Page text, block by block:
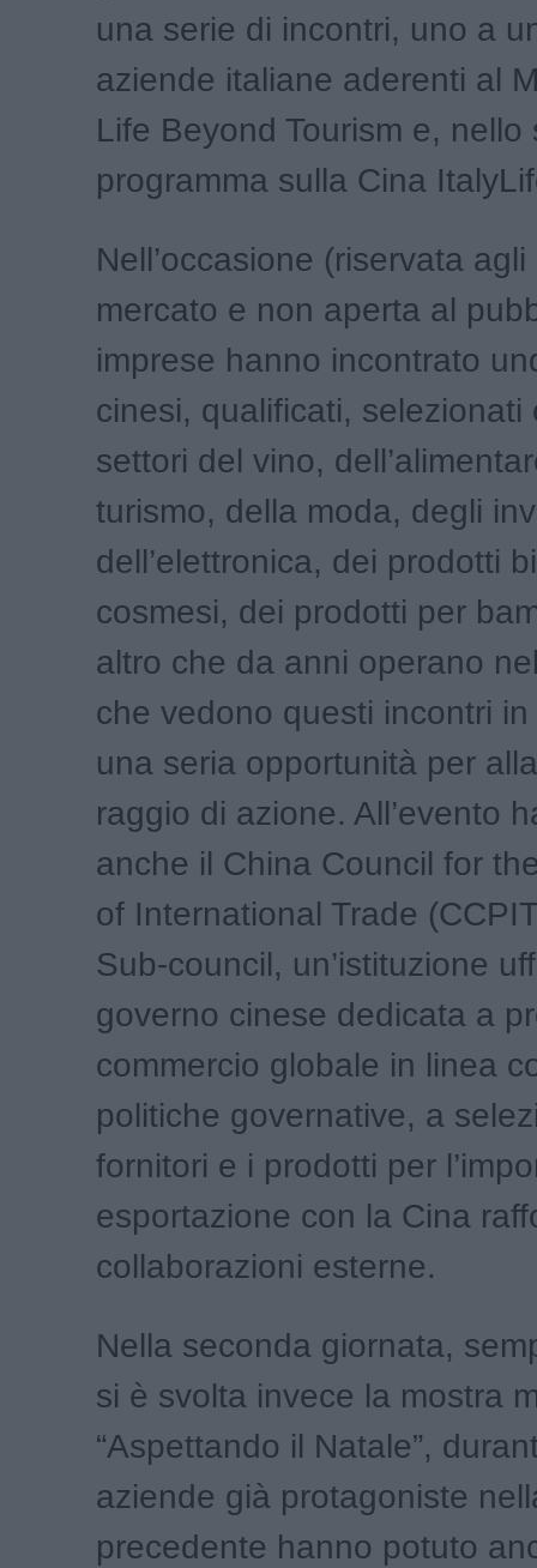
una serie di incontri, uno a
aziende italiane aderenti al
Life Beyond Tourism e, nello
programma sulla Cina
Nell’occasione (riservata
mercato e non aperta al
imprese hanno incontrato
cinesi, qualificati, selezionati
settori del vino,
turismo, della moda, degli
dell’elettronica, dei prodotti
cosmesi, dei prodotti per
altro che da anni operano
che vedono questi incontri
una seria opportunità per
raggio di azione. All’evento
anche il China Council for
of International Trade
Sub-council, un’istituzione
governo cinese dedicata a
commercio globale in linea
politiche governative, a
fornitori e i prodotti per
esportazione con la Cina
collaborazioni esterne.
Nella seconda giornata,
si è svolta invece la mostra
“Aspettando il Natale”,
aziende già protagoniste
precedente hanno potuto